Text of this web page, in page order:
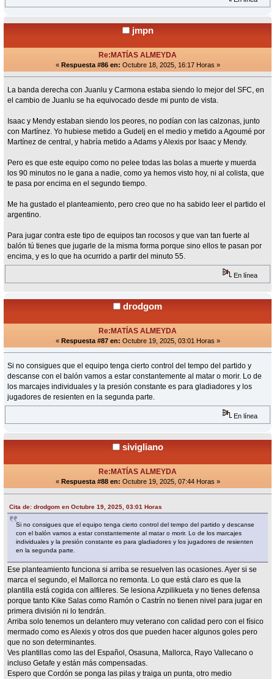
jmpn
Re:MATÍAS ALMEYDA
« Respuesta #86 en: Octubre 18, 2025, 16:17 Horas »
La banda derecha con Juanlu y Carmona estaba siendo lo mejor del SFC, en
el cambio de Juanlu se ha equivocado desde mi punto de vista.
Isaac y Mendy estaban siendo los peores, no podían con las calzonas, junto
con Martínez. Yo hubiese metido a Gudelj en el medio y metido a Agoumé por
Martínez de central, y habría metido a Adams y Alexis por Isaac y Mendy.
Pero es que este equipo como no pelee todas las bolas a muerte y muerda
los 90 minutos no le gana a nadie, como ya hemos visto hoy, ni al colista, que
te pasa por encima en el segundo tiempo.
Me ha gustado el planteamiento, pero creo que no ha sabido leer el partido el
argentino.
Para jugar contra este tipo de equipos tan rocosos y que van tan fuerte al
balón tú tienes que jugarle de la misma forma porque sino ellos te pasan por
encima, y es lo que ha ocurrido a partir del minuto 55.
En línea
drodgom
Re:MATÍAS ALMEYDA
« Respuesta #87 en: Octubre 19, 2025, 03:01 Horas »
Si no consigues que el equipo tenga cierto control del tempo del partido y
descanse con el balón vamos a estar constantemente al matar o morir. Lo de
los marcajes individuales y la presión constante es para gladiadores y los
jugadores de resienten en la segunda parte.
En línea
sivigliano
Re:MATÍAS ALMEYDA
« Respuesta #88 en: Octubre 19, 2025, 07:44 Horas »
Cita de: drodgom en Octubre 19, 2025, 03:01 Horas
Si no consigues que el equipo tenga cierto control del tempo del partido y descanse
con el balón vamos a estar constantemente al matar o morir. Lo de los marcajes
individuales y la presión constante es para gladiadores y los jugadores de resienten
en la segunda parte.
Ese planteamiento funciona si arriba se resuelven las ocasiones. Ayer si se
marca el segundo, el Mallorca no remonta. Lo que está claro es que la
plantilla está cogida con alfileres. Se lesiona Azpilikueta y no tienes defensa
porque tanto Kike Salas como Ramón o Castrín no tienen nivel para jugar en
primera división ni lo tendrán.
Arriba solo tenemos un delantero muy veterano con calidad pero con el físico
mermado como es Alexis y otros dos que pueden hacer algunos goles pero
que no son determinantes.
Ves plantillas como las del Español, Osasuna, Mallorca, Rayo Vallecano o
incluso Getafe y están más compensadas.
Espero que Cordón se ponga las pilas y traiga un punta, otro medio